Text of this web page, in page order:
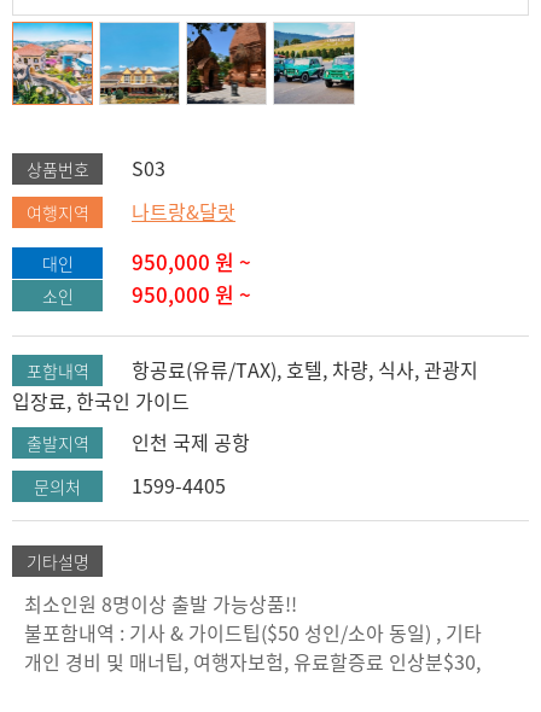
상품번호 S03
여행지역 나트랑&달랏
대인 950,000 원 ~
소인 950,000 원 ~
포함내역
항공료(유류/TAX), 호텔, 차량, 식사, 관광지
입장료, 한국인 가이드
출발지역 인천 국제 공항
문의처 1599-4405
기타설명
최소인원 8명이상 출발 가능상품!!
불포함내역 : 기사 & 가이드팁($50 성인/소아 동일) , 기타
개인 경비 및 매너팁, 여행자보험, 유료할증료 인상분$30,